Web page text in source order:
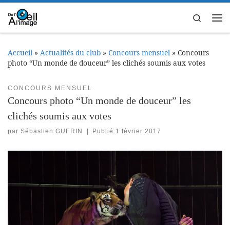
Passer au contenu
Search
Accueil » Actualités du club » Concours mensuel » Concours
photo “Un monde de douceur” les clichés soumis aux votes
CONCOURS MENSUEL
Concours photo “Un monde de douceur” les
clichés soumis aux votes
par Sébastien GUERIN Publié 1 février 2017